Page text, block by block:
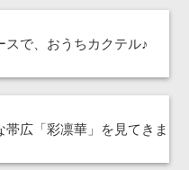
スで、おうちカクテル♪
帯広「彩凛華」を見てきま